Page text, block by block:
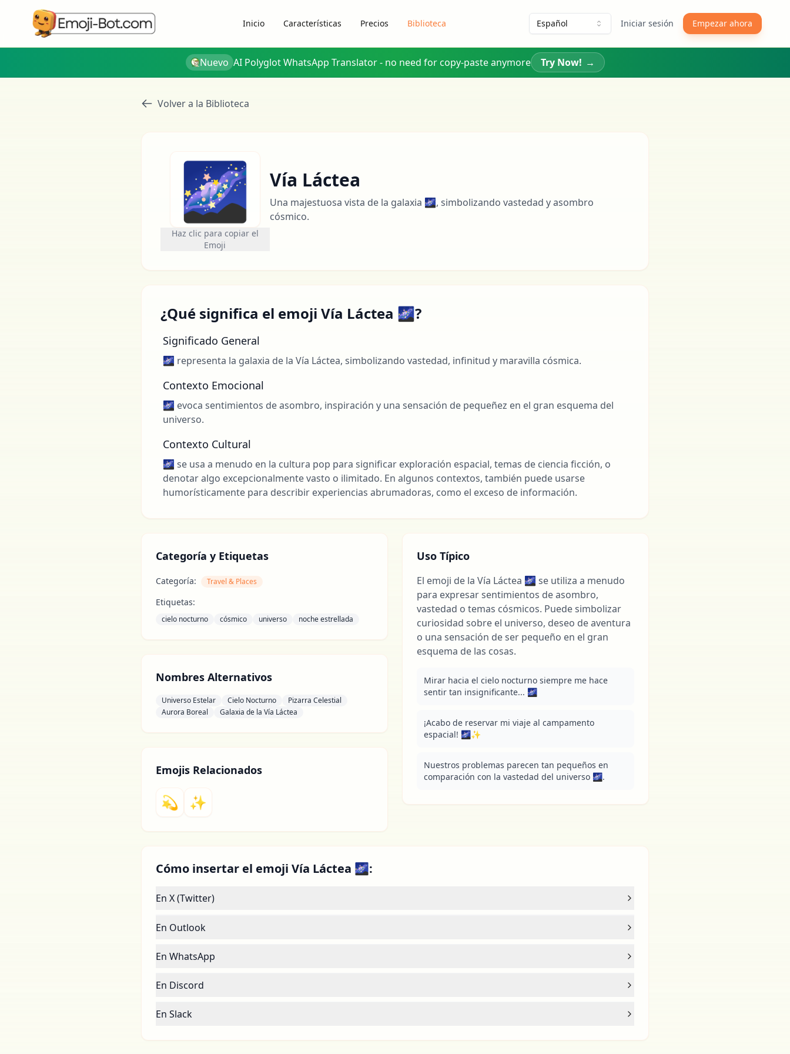
Inicio Características Precios Biblioteca Español Iniciar sesión Empezar ahora
Nuevo AI Polyglot WhatsApp Translator - no need for copy-paste anymore Try Now! →
Volver a la Biblioteca
🌌
Haz clic para copiar el
Emoji
Vía Láctea
Una majestuosa vista de la galaxia 🌌, simbolizando vastedad y asombro
cósmico.
¿Qué significa el emoji Vía Láctea 🌌?
Significado General
🌌 representa la galaxia de la Vía Láctea, simbolizando vastedad, infinitud y maravilla cósmica.
Contexto Emocional
🌌 evoca sentimientos de asombro, inspiración y una sensación de pequeñez en el gran esquema del
universo.
Contexto Cultural
🌌 se usa a menudo en la cultura pop para significar exploración espacial, temas de ciencia ficción, o
denotar algo excepcionalmente vasto o ilimitado. En algunos contextos, también puede usarse
humorísticamente para describir experiencias abrumadoras, como el exceso de información.
Categoría y Etiquetas
Categoría: Travel & Places
Etiquetas:
cielo nocturno cósmico universo noche estrellada
Nombres Alternativos
Universo Estelar Cielo Nocturno
Pizarra Celestial
Aurora Boreal
Galaxia de la Vía Láctea
Emojis Relacionados
💫 ✨
Uso Típico
El emoji de la Vía Láctea 🌌 se utiliza a menudo
para expresar sentimientos de asombro,
vastedad o temas cósmicos. Puede simbolizar
curiosidad sobre el universo, deseo de aventura
o una sensación de ser pequeño en el gran
esquema de las cosas.
Mirar hacia el cielo nocturno siempre me hace
sentir tan insignificante... 🌌
¡Acabo de reservar mi viaje al campamento
espacial! 🌌✨
Nuestros problemas parecen tan pequeños en
comparación con la vastedad del universo 🌌.
Cómo insertar el emoji Vía Láctea 🌌:
En X (Twitter)
En Outlook
En WhatsApp
En Discord
En Slack